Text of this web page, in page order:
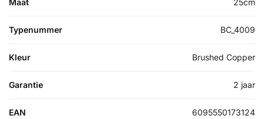
Maat 25cm
Typenummer BC_4009
Kleur Brushed Copper
Garantie 2 jaar
EAN 6095550173124